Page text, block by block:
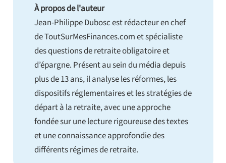
À propos de l'auteur
Jean-Philippe Dubosc est rédacteur en chef
de ToutSurMesFinances.com et spécialiste
des questions de retraite obligatoire et
d’épargne. Présent au sein du média depuis
plus de 13 ans, il analyse les réformes, les
dispositifs réglementaires et les stratégies de
départ à la retraite, avec une approche
fondée sur une lecture rigoureuse des textes
et une connaissance approfondie des
différents régimes de retraite.